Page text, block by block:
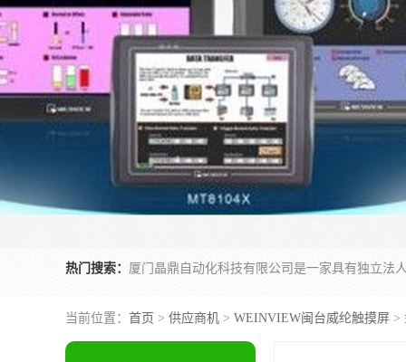
热门搜索：
当前位置： 首页 > 供应商机 > WEINVIEW闽台威纶触摸屏 >